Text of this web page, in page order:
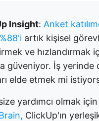
Insight: Anket
artık kişisel
ve hızlandırmak
güveniyor. İş yerinde
elde etmek mi
yardımcı olmak
ClickUp'ın